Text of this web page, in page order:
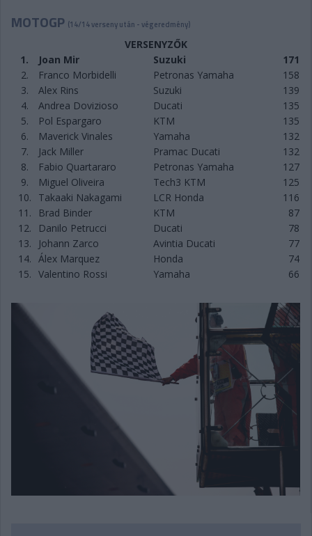
MOTOGP (14/14 verseny után - végeredmény)
VERSENYZŐK
1.
Joan Mir Suzuki
171
2.
Franco Morbidelli Petronas Yamaha
158
3.
Alex Rins Suzuki
139
4.
Andrea Dovizioso Ducati
135
5.
Pol Espargaro KTM
135
6.
Maverick Vinales Yamaha
132
7.
Jack Miller Pramac Ducati
132
8.
Fabio Quartararo Petronas Yamaha
127
9.
Miguel Oliveira Tech3 KTM
125
10.
Takaaki Nakagami LCR Honda
116
11.
Brad Binder KTM
87
12.
Danilo Petrucci Ducati
78
13.
Johann Zarco Avintia Ducati
77
14. Álex Marquez Honda
74
15. Valentino Rossi Yamaha 66